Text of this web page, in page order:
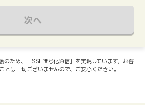
次へ
のため、「SSL暗号化通信」を実現しています。お客
とは一切ございませんので、ご安心ください。